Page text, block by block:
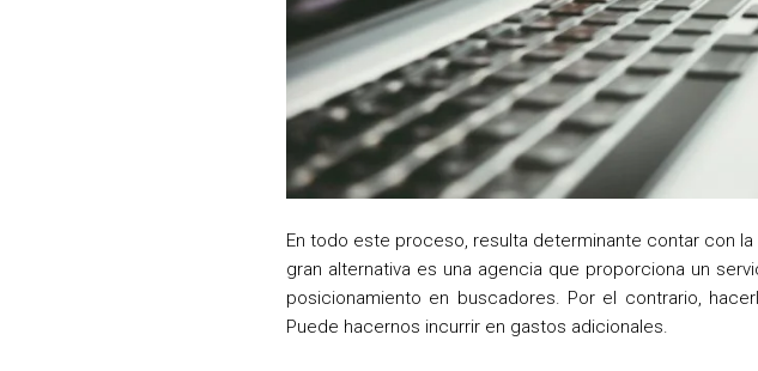
En todo este proceso, resulta determinante contar con
gran alternativa es una agencia que proporciona un
posicionamiento en buscadores. Por el contrario,
Puede hacernos incurrir en gastos adicionales.